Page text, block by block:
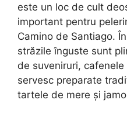
este un loc de cult
important pentru
Camino de Santiago.
străzile înguste sunt
de suveniruri,
servesc preparate
tartele de mere și